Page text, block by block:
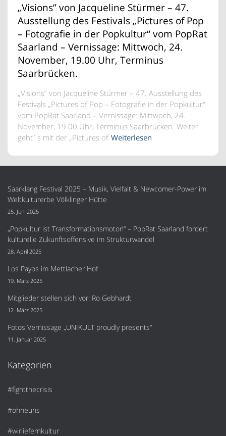
„Visions” von Jacqueline Stürmer – 47.
Ausstellung des Festivals „Pictures of Pop
– Fotografie in der Popkultur“ vom PopRat
Saarland – Vernissage: Mittwoch, 24.
November, 19.00 Uhr, Terminus
Saarbrücken.
„Visions” von Jacqueline Stürmer – 47. Ausstellung des
Festivals „Pictures of Pop – Fotografie in der Popkultur“
vom PopRat Saarland – Vernissage: Mittwoch, 24.
November, 19.00 Uhr, Terminus Saarbrücken. Weiter
geht´s mit der „Pictures of Weiterlesen
Saarklang Festival 2025 – Musik, Vielfalt & Newcomer-Power im
Weltkulturerbe Völklinger Hütte
25. Juni 2025
„Popkultur ist Transformationsmotor!“ – PopRat Saarland fordert
kulturelle Zukunftsoffensive im Strukturwandel
28. April 2025
Los Payos im Mettlacher Hof
19. März 2025
Mitglieder stellen sich vor: Ro Gebhardt
12. März 2025
Fotos Vernissage „UNIKULT proudly presents“
11. Januar 2025
Kategorien
#fightthecrisis
#ohneuns
#wirliefernkultur